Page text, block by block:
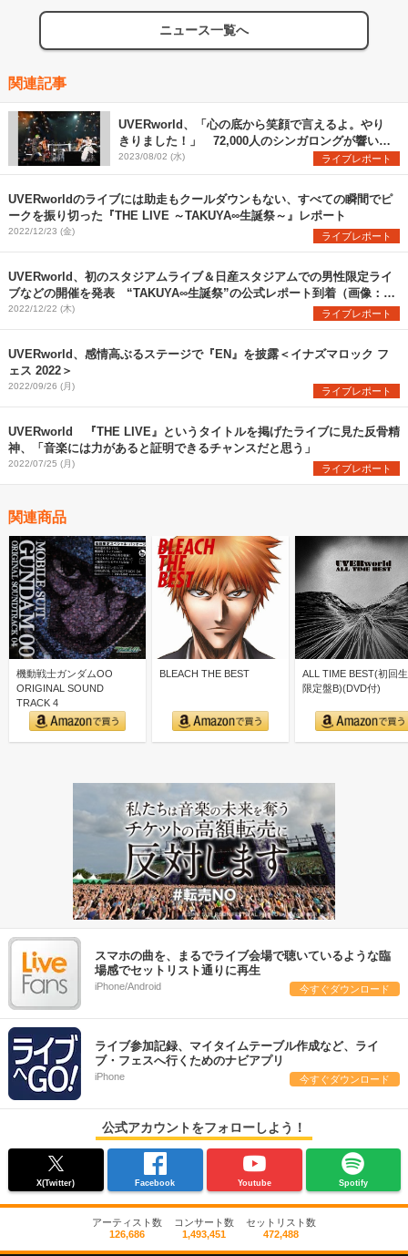
ニュース一覧へ
関連記事
UVERworld、「心の底から笑顔で言えるよ。やり
きりました！」 72,000人のシンガロングが響いた
日産スタジアム初日公演をレポート
2023/08/02 (水) ライブレポート
UVERworldのライブには助走もクールダウンもない、すべての瞬間でピ
ークを振り切った『THE LIVE ～TAKUYA∞生誕祭～』レポート
2022/12/23 (金) ライブレポート
UVERworld、初のスタジアムライブ＆日産スタジアムでの男性限定ライ
ブなどの開催を発表 “TAKUYA∞生誕祭”の公式レポート到着（画像：全
13枚）
2022/12/22 (木) ライブレポート
UVERworld、感情高ぶるステージで『EN』を披露＜イナズマロック フ
ェス 2022＞
2022/09/26 (月) ライブレポート
UVERworld 『THE LIVE』というタイトルを掲げたライブに見た反骨精
神、「音楽には力があると証明できるチャンスだと思う」
2022/07/25 (月) ライブレポート
関連商品
機動戦士ガンダムOO
ORIGINAL SOUND
TRACK 4
BLEACH THE BEST
ALL TIME BEST(初回
限定盤B)(DVD付)
スマホの曲を、まるでライブ会場で聴いているような臨
場感でセットリスト通りに再生
iPhone/Android 今すぐダウンロード
ライブ参加記録、マイタイムテーブル作成など、ライ
ブ・フェスへ行くためのナビアプリ
iPhone 今すぐダウンロード
公式アカウントをフォローしよう！
X(Twitter) Facebook Youtube Spotify
アーティスト数
126,686
コンサート数
1,493,451
セットリスト数
472,488